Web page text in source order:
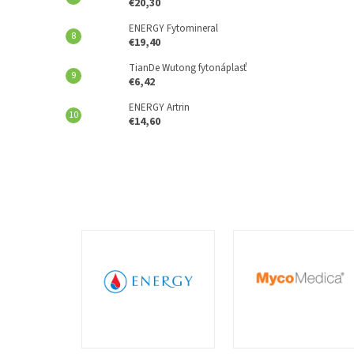
€20,30
ENERGY Fytomineral
€19,40
TianDe Wutong fytonáplasť
€6,42
ENERGY Artrin
€14,60